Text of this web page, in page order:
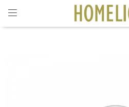
INKL. MOMS